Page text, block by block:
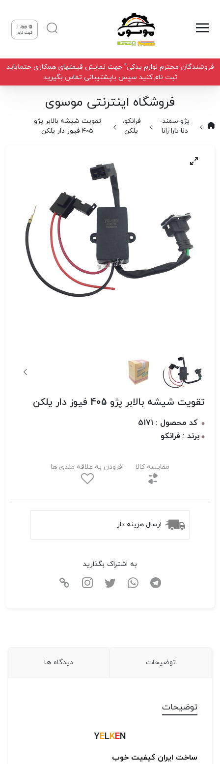
ورود |
ثبت نام
فروشندگان محترم لوازم یدکی" جهت نمایش قیمتهای همکاری حتماباید
ثبت نام کنید سپس باپشتیبانی تماس بگیرید
فروشگاه اینترنتی موسوی
پژو-سمند-
دنا-تارا-رانا
فرانکو،
یلکن
تقویت شیشه بالابر پژو
405 فیوز دار یلکن
تقویت شیشه بالابر پژو 405 فیوز دار یلکن
کد محصول : 5171
برند : فرانکو
مقایسه کالا افزودن به علاقه مندی ها
ارسال هزینه دار
به اشتراک بگذارید
توضیحات دیدگاه ها
توضیحات
YELKEN
ساخت ایرانکیفیت خوب